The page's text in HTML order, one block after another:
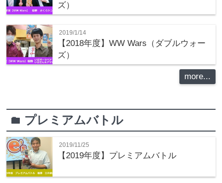
ズ）
2019/1/14
【2018年度】WW Wars（ダブルウォー
ズ）
more...
folder プレミアムバトル
2019/11/25
【2019年度】プレミアムバトル